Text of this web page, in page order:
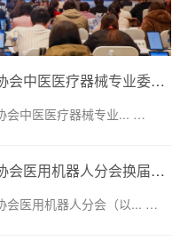
【分支机构】中国医疗器械行业协会中医医疗器械专业委员会换届会议暨第二届一次委员大会圆满召开
会中医医疗器械专业... …
【分支机构】中国医疗器械行业协会医用机器人分会换届会议暨医用机器人创新大会顺利召开
会医用机器人分会（以... …